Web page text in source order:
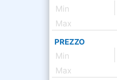
PREZZO